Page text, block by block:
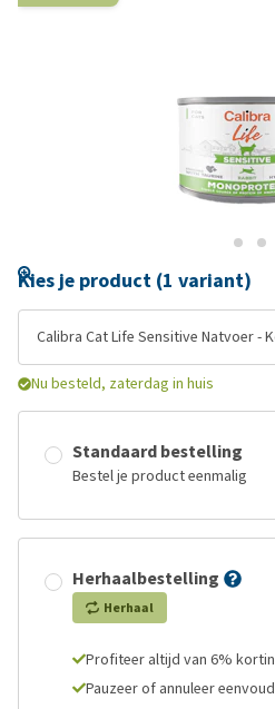
Kies je product (1 variant)
Calibra Cat Life Sensitive Natvoer -
Nu besteld, zaterdag in huis
Standaard bestelling
Bestel je product eenmalig
Herhaalbestelling
Herhaal
Profiteer altijd van 6%
Pauzeer of annuleer